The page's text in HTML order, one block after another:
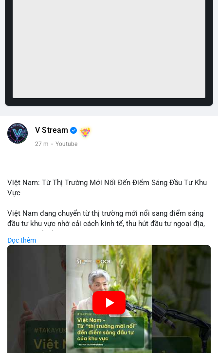
V Stream
27 m · Youtube
Việt Nam: Từ Thị Trường Mới Nổi Đến Điểm Sáng Đầu Tư Khu
Vực
Việt Nam đang chuyển từ thị trường mới nổi sang điểm sáng
đầu tư khu vực nhờ cải cách kinh tế, thu hút đầu tư ngoại địa,
hội cho nhà đầu tư lặp lại mô hình thành công của các quốc
gia đang phát triển. Nền tảng crypto tại Việt Nam cũng tăng
trưởng nhờ chính sách ổn định và sự quan tâm từ nhà đầu tư
🎥 Xem video trực tiếp tại:
Nguồn: VIETSUCCESS
Đọc thêm